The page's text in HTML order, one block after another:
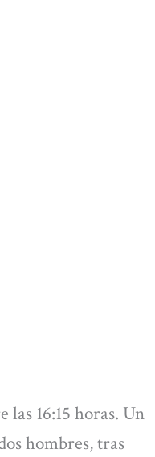
las 16:15 horas. Un
hombres, tras